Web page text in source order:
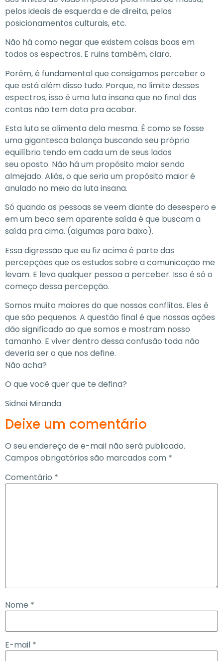
pelos ideais de esquerda e de direita, pelos
posicionamentos culturais, etc.
Não há como negar que existem coisas boas em
todos os espectros. E ruins também, claro.
Porém, é fundamental que consigamos perceber o
que está além disso tudo. Porque, no limite desses
espectros, isso é uma luta insana que no final das
contas não tem data pra acabar.
Esta luta se alimenta dela mesma. É como se fosse
uma gigantesca balança buscando seu próprio
equilíbrio tendo em cada um de seus lados
seu oposto. Não há um propósito maior sendo
almejado. Aliás, o que seria um propósito maior é
anulado no meio da luta insana.
Só quando as pessoas se veem diante do desespero e
em um beco sem aparente saída é que buscam a
saída pra cima. (algumas para baixo).
Essa digressão que eu fiz acima é parte das
percepções que os estudos sobre a comunicação me
levam. E leva qualquer pessoa a perceber. Isso é só o
começo dessa percepção.
Somos muito maiores do que nossos conflitos. Eles é
que são pequenos. A questão final é que nossas ações
dão significado ao que somos e mostram nosso
tamanho. E viver dentro dessa confusão toda não
deveria ser o que nos define.
Não acha?
O que você quer que te defina?
Sidnei Miranda
Deixe um comentário
O seu endereço de e-mail não será publicado.
Campos obrigatórios são marcados com *
Comentário *
Nome *
E-mail *